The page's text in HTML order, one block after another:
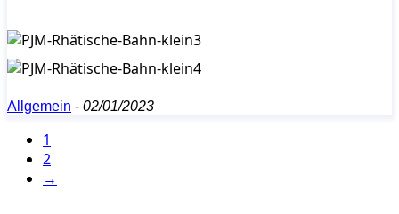
Allgemein - 02/01/2023
1
2
→